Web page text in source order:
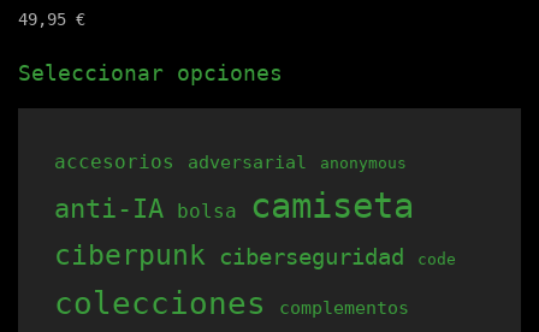
49,95 €
Seleccionar opciones
tiene
múltiples
Las
opciones
pueden
accesorios adversarial anonymous
anti-IA bolsa camiseta
ciberpunk ciberseguridad code
colecciones complementos